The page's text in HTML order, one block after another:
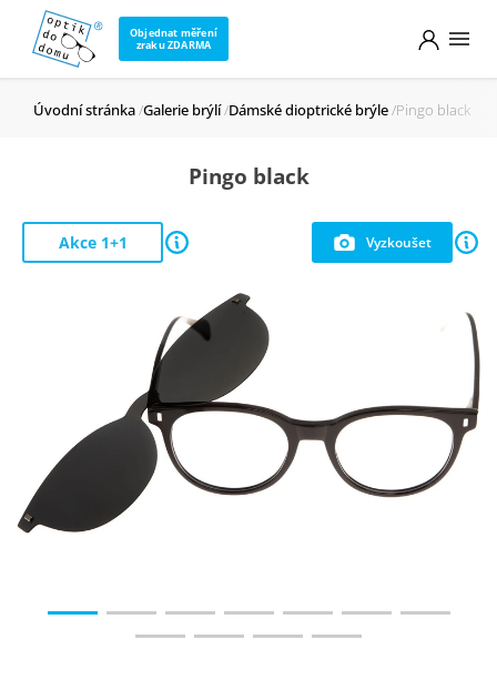
Objednat měření
zraku ZDARMA
Úvodní stránka Galerie brýlí Dámské dioptrické brýle Pingo black
Pingo black
Vyzkoušet
Akce 1+1